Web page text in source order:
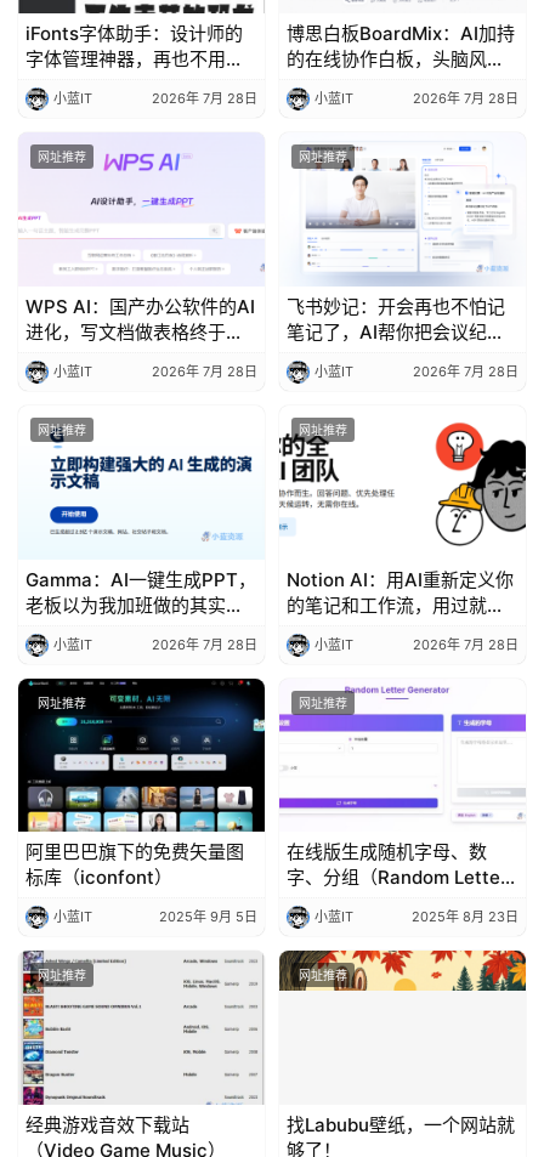
iFonts字体助手：设计师的
字体管理神器，再也不用满
世界找字体了
小蓝IT 2026年 7月 28日
博思白板BoardMix：AI加持
的在线协作白板，头脑风暴
和项目管理都变得超简单
小蓝IT 2026年 7月 28日
网址推荐
WPS AI：国产办公软件的AI
进化，写文档做表格终于不
用那么累了
小蓝IT 2026年 7月 28日
网址推荐
飞书妙记：开会再也不怕记
笔记了，AI帮你把会议纪要
安排得明明白白
小蓝IT 2026年 7月 28日
网址推荐
Gamma：AI一键生成PPT，
老板以为我加班做的其实我
准时下班了
小蓝IT 2026年 7月 28日
网址推荐
Notion AI：用AI重新定义你
的笔记和工作流，用过就回
不去了
小蓝IT 2026年 7月 28日
网址推荐
阿里巴巴旗下的免费矢量图
标库（iconfont）
小蓝IT 2025年 9月 5日
网址推荐
在线版生成随机字母、数
字、分组（Random Letter
Generator）
小蓝IT 2025年 8月 23日
网址推荐
经典游戏音效下载站
（Video Game Music）
网址推荐
找Labubu壁纸，一个网站就
够了！